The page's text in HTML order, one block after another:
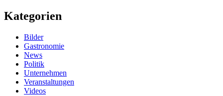
Kategorien
Bilder
Gastronomie
News
Politik
Unternehmen
Veranstaltungen
Videos